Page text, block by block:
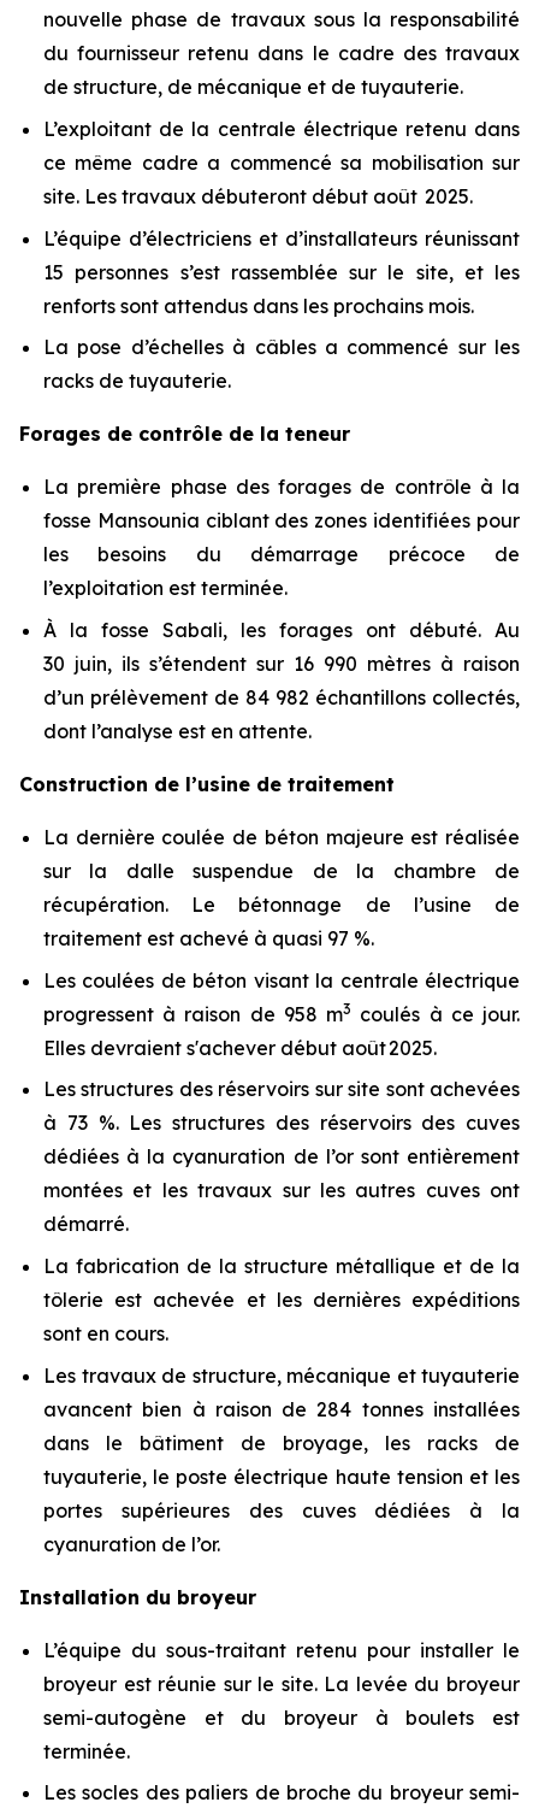
nouvelle phase de travaux sous la responsabilité
du fournisseur retenu dans le cadre des travaux
de structure, de mécanique et de tuyauterie.
L’exploitant de la centrale électrique retenu dans
ce même cadre a commencé sa mobilisation sur
site. Les travaux débuteront début août 2025.
L’équipe d’électriciens et d’installateurs réunissant
15 personnes s’est rassemblée sur le site, et les
renforts sont attendus dans les prochains mois.
La pose d’échelles à câbles a commencé sur les
racks de tuyauterie.
Forages de contrôle de la teneur
La première phase des forages de contrôle à la
fosse Mansounia ciblant des zones identifiées pour
les besoins du démarrage précoce de
l’exploitation est terminée.
À la fosse Sabali, les forages ont débuté. Au
30 juin, ils s’étendent sur 16 990 mètres à raison
d’un prélèvement de 84 982 échantillons collectés,
dont l’analyse est en attente.
Construction de l’usine de traitement
La dernière coulée de béton majeure est réalisée
sur la dalle suspendue de la chambre de
récupération. Le bétonnage de l’usine de
traitement est achevé à quasi 97 %.
Les coulées de béton visant la centrale électrique
progressent à raison de 958 m3 coulés à ce jour.
Elles devraient s'achever début août 2025.
Les structures des réservoirs sur site sont achevées
à 73 %. Les structures des réservoirs des cuves
dédiées à la cyanuration de l’or sont entièrement
montées et les travaux sur les autres cuves ont
démarré.
La fabrication de la structure métallique et de la
tôlerie est achevée et les dernières expéditions
sont en cours.
Les travaux de structure, mécanique et tuyauterie
avancent bien à raison de 284 tonnes installées
dans le bâtiment de broyage, les racks de
tuyauterie, le poste électrique haute tension et les
portes supérieures des cuves dédiées à la
cyanuration de l’or.
Installation du broyeur
L’équipe du sous-traitant retenu pour installer le
broyeur est réunie sur le site. La levée du broyeur
semi-autogène et du broyeur à boulets est
terminée.
Les socles des paliers de broche du broyeur semi-